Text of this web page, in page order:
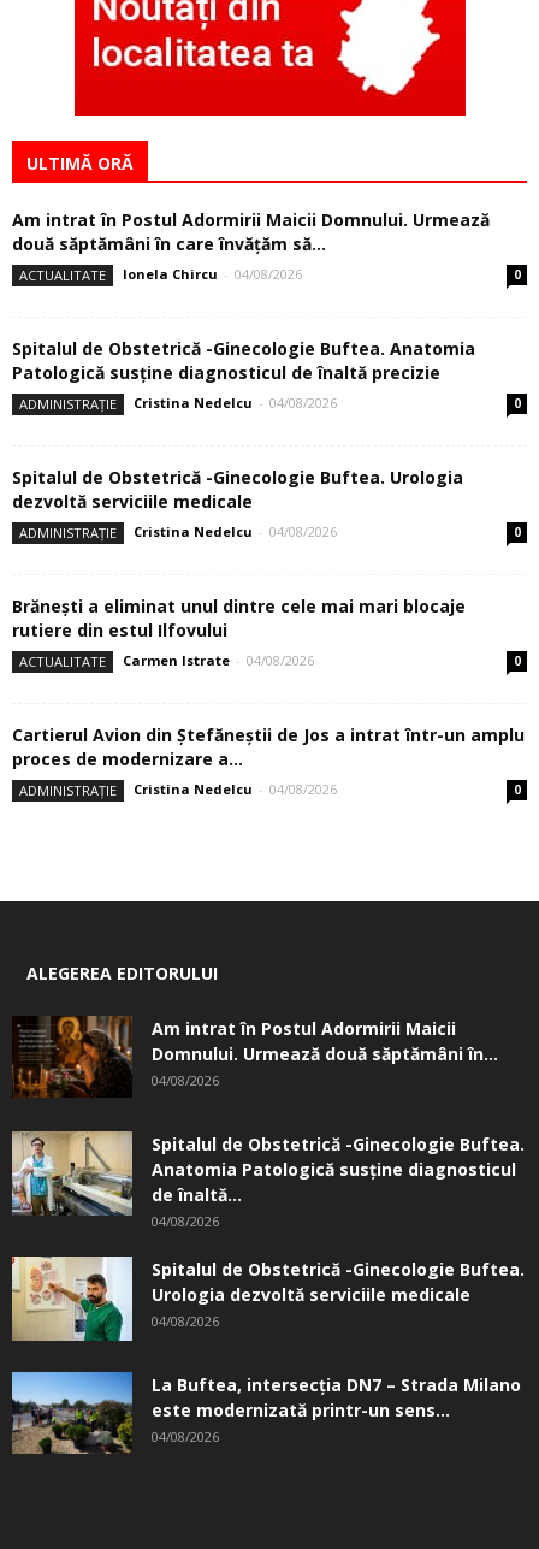
ULTIMĂ ORĂ
Am intrat în Postul Adormirii Maicii Domnului. Urmează
două săptămâni în care învăţăm să...
ACTUALITATE Ionela Chircu - 04/08/2026 0
Spitalul de Obstetrică -Ginecologie Buftea. Anatomia
Patologică susţine diagnosticul de înaltă precizie
ADMINISTRAȚIE Cristina Nedelcu - 04/08/2026 0
Spitalul de Obstetrică -Ginecologie Buftea. Urologia
dezvoltă serviciile medicale
ADMINISTRAȚIE Cristina Nedelcu - 04/08/2026 0
Brănești a eliminat unul dintre cele mai mari blocaje
rutiere din estul Ilfovului
ACTUALITATE Carmen Istrate - 04/08/2026 0
Cartierul Avion din Ştefăneştii de Jos a intrat într-un amplu
proces de modernizare a...
ADMINISTRAȚIE Cristina Nedelcu - 04/08/2026 0
ALEGEREA EDITORULUI
Am intrat în Postul Adormirii Maicii
Domnului. Urmează două săptămâni în...
04/08/2026
Spitalul de Obstetrică -Ginecologie Buftea.
Anatomia Patologică susţine diagnosticul
de înaltă...
04/08/2026
Spitalul de Obstetrică -Ginecologie Buftea.
Urologia dezvoltă serviciile medicale
04/08/2026
La Buftea, intersecţia DN7 – Strada Milano
este modernizată printr-un sens...
04/08/2026